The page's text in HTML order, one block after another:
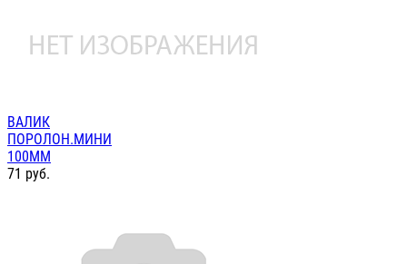
ВАЛИК
ПОРОЛОН.МИНИ
100ММ
71 руб.